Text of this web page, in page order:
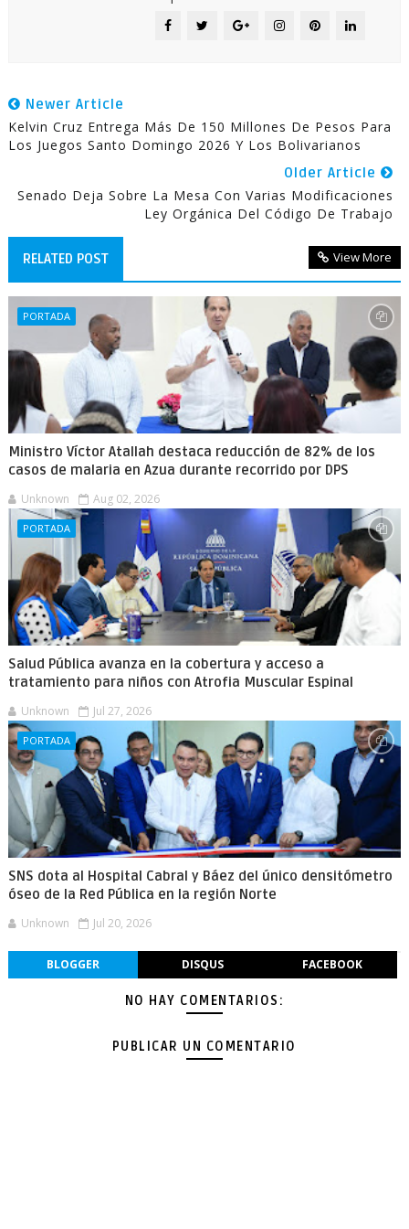
Newer Article
Kelvin Cruz Entrega Más De 150 Millones De Pesos Para
Los Juegos Santo Domingo 2026 Y Los Bolivarianos
Older Article
Senado Deja Sobre La Mesa Con Varias Modificaciones
Ley Orgánica Del Código De Trabajo
RELATED POST View More
PORTADA
Ministro Víctor Atallah destaca reducción de 82% de los
casos de malaria en Azua durante recorrido por DPS
Unknown Aug 02, 2026
PORTADA
Salud Pública avanza en la cobertura y acceso a
tratamiento para niños con Atrofia Muscular Espinal
Unknown Jul 27, 2026
PORTADA
SNS dota al Hospital Cabral y Báez del único densitómetro
óseo de la Red Pública en la región Norte
Unknown Jul 20, 2026
BLOGGER DISQUS FACEBOOK
NO HAY COMENTARIOS:
PUBLICAR UN COMENTARIO